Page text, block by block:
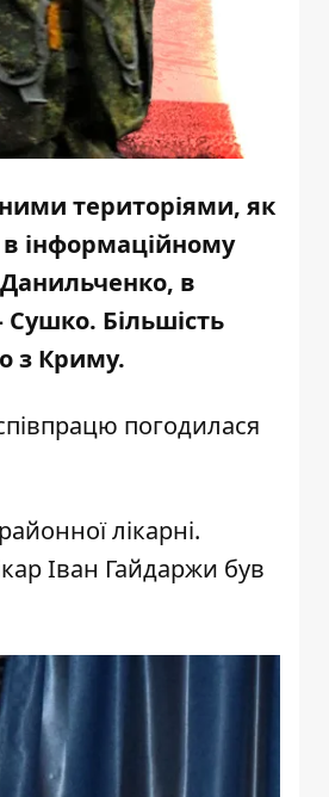
територіями, як
інформаційному
в
Більшість
з Криму.
погодилася
лікарні.
Іван Гайдаржи був